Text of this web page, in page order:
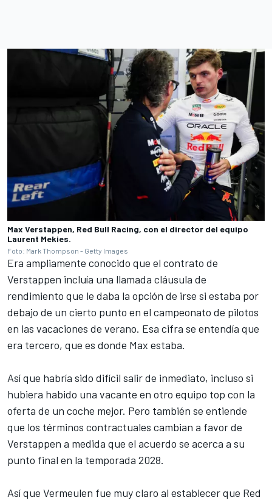
Max Verstappen, Red Bull Racing, con el director del equipo
Laurent Mekies.
Foto: Mark Thompson - Getty Images
Era ampliamente conocido que el contrato de
Verstappen incluía una llamada cláusula de
rendimiento que le daba la opción de irse si estaba por
debajo de un cierto punto en el campeonato de pilotos
en las vacaciones de verano. Esa cifra se entendía que
era tercero, que es donde Max estaba.
Así que habría sido difícil salir de inmediato, incluso si
hubiera habido una vacante en otro equipo top con la
oferta de un coche mejor. Pero también se entiende
que los términos contractuales cambian a favor de
Verstappen a medida que el acuerdo se acerca a su
punto final en la temporada 2028.
Así que Vermeulen fue muy claro al establecer que Red